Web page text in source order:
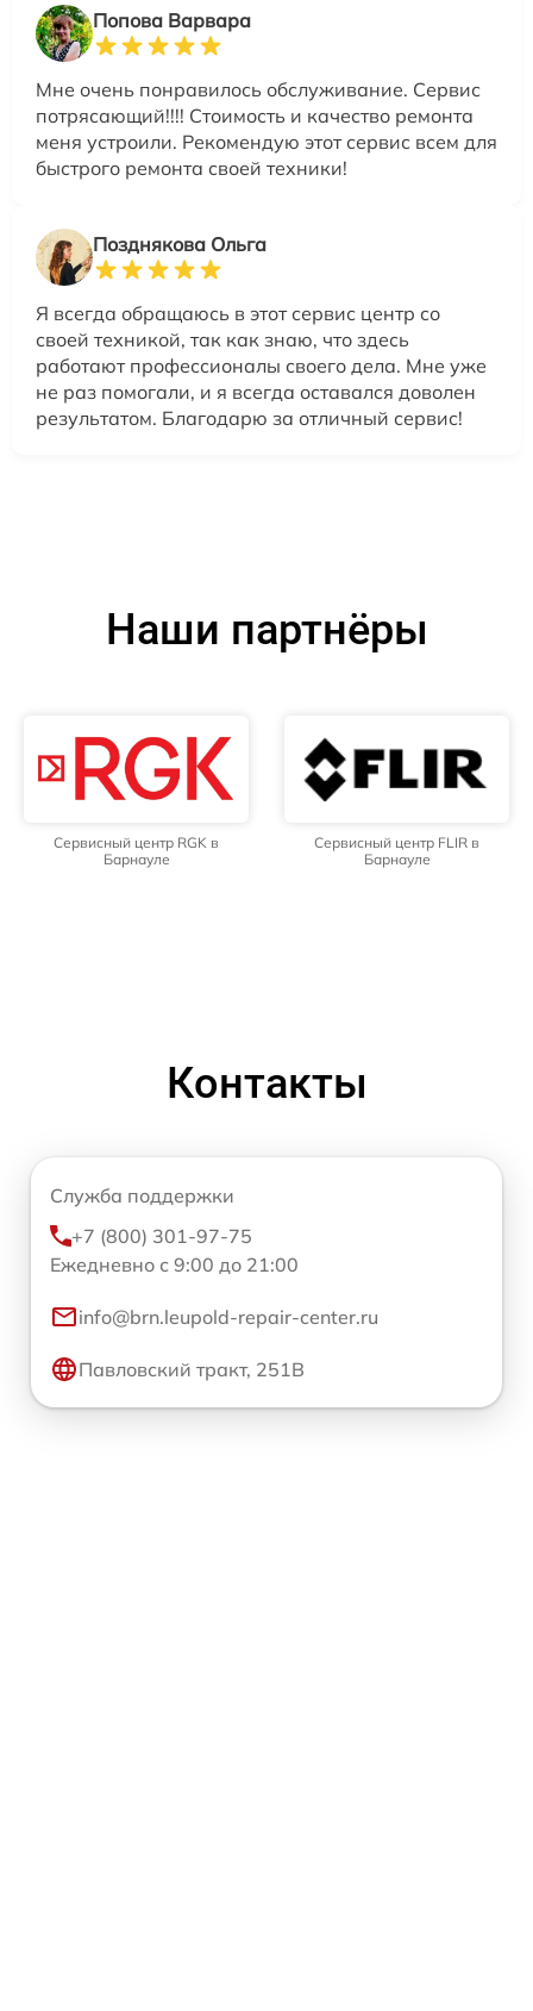
Попова Варвара
Мне очень понравилось обслуживание. Сервис
потрясающий!!!! Стоимость и качество ремонта
меня устроили. Рекомендую этот сервис всем для
быстрого ремонта своей техники!
Позднякова Ольга
Я всегда обращаюсь в этот сервис центр со
своей техникой, так как знаю, что здесь
работают профессионалы своего дела. Мне уже
не раз помогали, и я всегда оставался доволен
результатом. Благодарю за отличный сервис!
Наши партнёры
Сервисный центр RGK в
Барнауле
Сервисный центр FLIR в
Барнауле
Контакты
Служба поддержки
+7 (800) 301-97-75
Ежедневно с 9:00 до 21:00
info@brn.leupold-repair-center.ru
Павловский тракт, 251В